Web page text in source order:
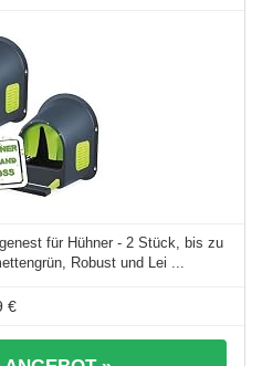
für Hühner - 2 Stück, bis zu
Robust und Lei ...
€